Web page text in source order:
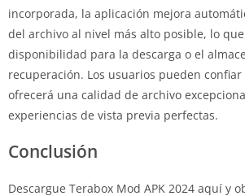
incorporada, la aplicación mejora
del archivo al nivel más alto posible, lo
disponibilidad para la descarga o el
recuperación. Los usuarios pueden
ofrecerá una calidad de archivo
experiencias de vista previa perfectas.
Conclusión
Descargue Terabox Mod APK 2024 aquí y